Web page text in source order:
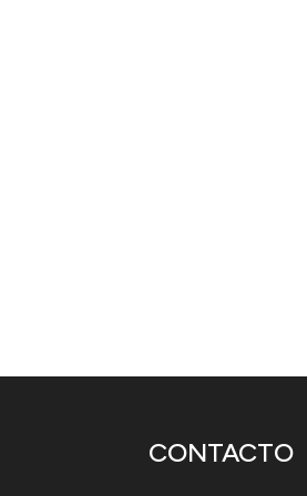
CONTACTO